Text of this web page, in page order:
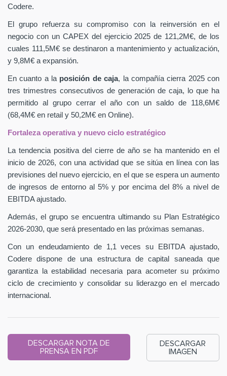
Codere.
El grupo refuerza su compromiso con la reinversión en el
negocio con un CAPEX del ejercicio 2025 de 121,2M€, de los
cuales 111,5M€ se destinaron a mantenimiento y actualización,
y 9,8M€ a expansión.
En cuanto a la posición de caja, la compañía cierra 2025 con
tres trimestres consecutivos de generación de caja, lo que ha
permitido al grupo cerrar el año con un saldo de 118,6M€
(68,4M€ en retail y 50,2M€ en Online).
Fortaleza operativa y nuevo ciclo estratégico
La tendencia positiva del cierre de año se ha mantenido en el
inicio de 2026, con una actividad que se sitúa en línea con las
previsiones del nuevo ejercicio, en el que se espera un aumento
de ingresos de entorno al 5% y por encima del 8% a nivel de
EBITDA ajustado.
Además, el grupo se encuentra ultimando su Plan Estratégico
2026-2030, que será presentado en las próximas semanas.
Con un endeudamiento de 1,1 veces su EBITDA ajustado,
Codere dispone de una estructura de capital saneada que
garantiza la estabilidad necesaria para acometer su próximo
ciclo de crecimiento y consolidar su liderazgo en el mercado
internacional.
DESCARGAR NOTA DE
PRENSA EN PDF
DESCARGAR
IMAGEN